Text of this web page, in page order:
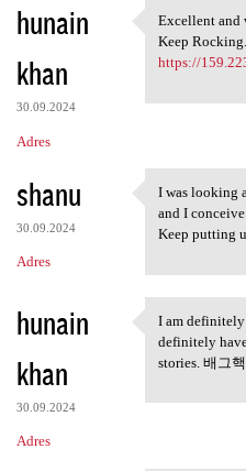
hunain
khan
30.09.2024
Adres
Excellent
Excellent and
Keep
https://
shanu
30.09.2024
Adres
I was
I was looking
and I
Keep putting
hunain
khan
30.09.2024
Adres
I am
I am
definitely
stories. 배그핵